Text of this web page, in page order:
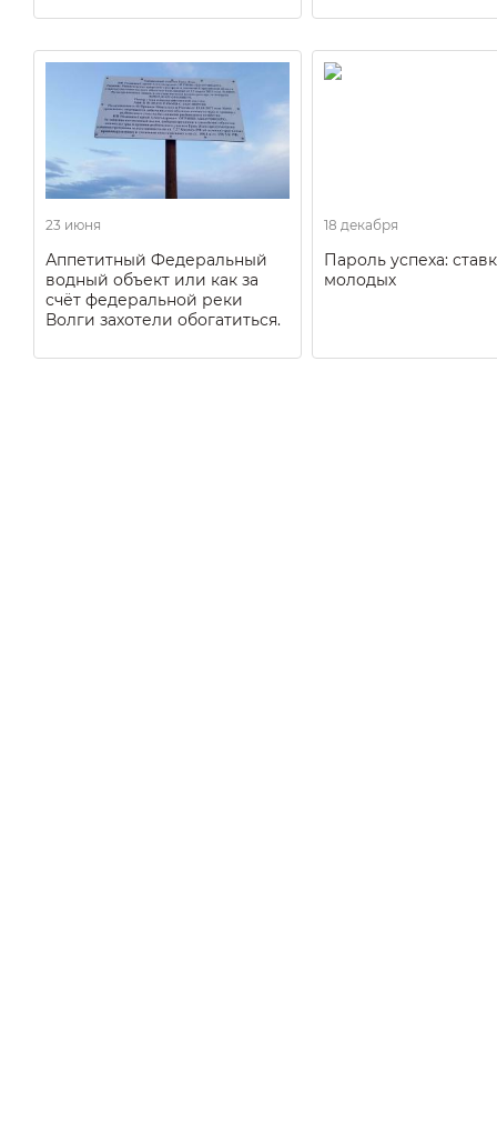
23 июня
Аппетитный Федеральный
водный объект или как за
счёт федеральной реки
Волги захотели обогатиться.
18 декабря
Пароль успеха:
молодых